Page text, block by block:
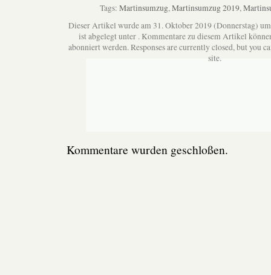
Tags: Martinsumzug,Martinsumzug 2019,
Dieser Artikel wurde am 31. Oktober 2019 (Donnerstag)
ist abgelegt unter . Kommentare zu diesem Artikel
abonniert werden. Responses are currently closed, but you
site.
Kommentare wurden geschloßen.